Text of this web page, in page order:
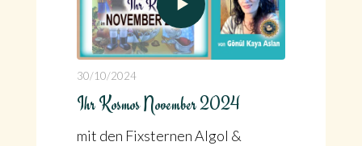
30/10/2024
Ihr Kosmos November 2024
mit den Fixsternen Algol &